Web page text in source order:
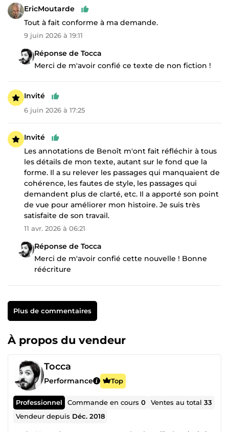
EricMoutarde
Tout à fait conforme à ma demande.
9 juin 2026 à 19:11
Réponse de Tocca
Merci de m'avoir confié ce texte de non fiction !
Invité
6 juin 2026 à 17:25
Invité
Les annotations de Benoît m'ont fait réfléchir à tous
les détails de mon texte, autant sur le fond que la
forme. Il a su relever les passages qui manquaient de
cohérence, les fautes de style, les passages qui
demandent plus de clarté, etc. Il a apporté son point
de vue pour améliorer mon histoire. Je suis très
satisfaite de son travail.
11 avr. 2026 à 06:21
Réponse de Tocca
Merci de m'avoir confié cette nouvelle ! Bonne
réécriture
Plus de commentaires
À propos du vendeur
Tocca
Performance Top
Professionnel Commande en cours0 Ventes au total33
Vendeur depuis Déc. 2018